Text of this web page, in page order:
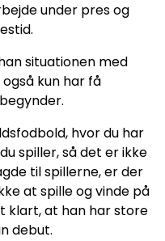
under pres og
situationen med
kun har få
hvor du har
spiller, så det er ikke
til spillerne, er der
at spille og vinde på
klart, at han har store
debut.